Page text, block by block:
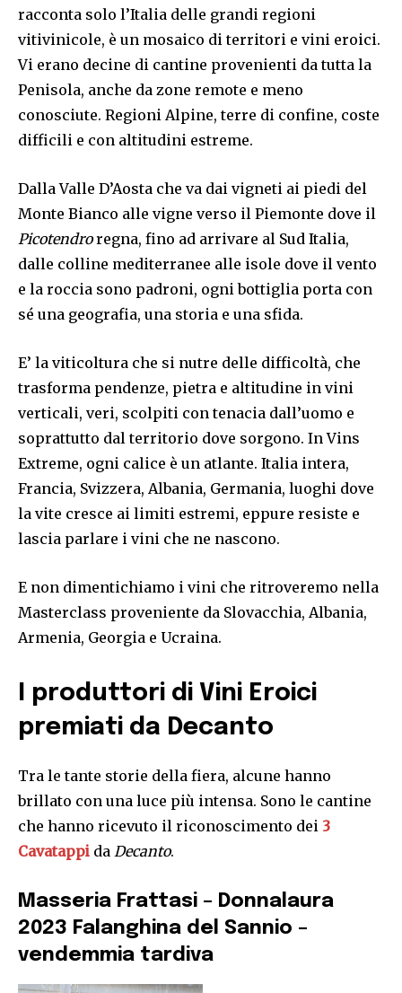
racconta solo l’Italia delle grandi regioni
vitivinicole, è un mosaico di territori e vini eroici.
Vi erano decine di cantine provenienti da tutta la
Penisola, anche da zone remote e meno
conosciute. Regioni Alpine, terre di confine, coste
difficili e con altitudini estreme.
Dalla Valle D’Aosta che va dai vigneti ai piedi del
Monte Bianco alle vigne verso il Piemonte dove il
Picotendroregna, fino ad arrivare al Sud Italia,
dalle colline mediterranee alle isole dove il vento
e la roccia sono padroni, ogni bottiglia porta con
sé una geografia, una storia e una sfida.
E’ la viticoltura che si nutre delle difficoltà, che
trasforma pendenze, pietra e altitudine in vini
verticali, veri, scolpiti con tenacia dall’uomo e
soprattutto dal territorio dove sorgono. In Vins
Extreme, ogni calice è un atlante. Italia intera,
Francia, Svizzera, Albania, Germania, luoghi dove
la vite cresce ai limiti estremi, eppure resiste e
lascia parlare i vini che ne nascono.
E non dimentichiamo i vini che ritroveremo nella
Masterclass proveniente da Slovacchia, Albania,
Armenia, Georgia e Ucraina.
I produttori di Vini Eroici
premiati da Decanto
Tra le tante storie della fiera, alcune hanno
brillato con una luce più intensa. Sono le cantine
che hanno ricevuto il riconoscimento dei 3
Cavatappi da Decanto.
Masseria Frattasi – Donnalaura
2023 Falanghina del Sannio –
vendemmia tardiva